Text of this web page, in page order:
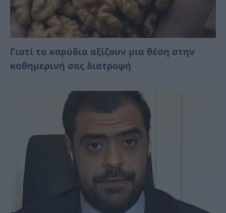
Γιατί τα καρύδια αξίζουν μια θέση στην
καθημερινή σας διατροφή